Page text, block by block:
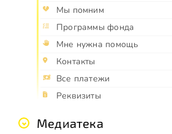
Мы помним
Программы фонда
Мне нужна помощь
Контакты
Все платежи
Реквизиты
Медиатека